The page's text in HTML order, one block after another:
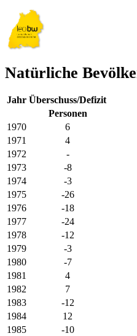
Natürliche
Jahr Überschuss/Defizit
Personen
1970
6
1971
4
1972
-
1973
-8
1974
-3
1975
-26
1976
-18
1977
-24
1978
-12
1979
-3
1980
-7
1981
4
1982
7
1983
-12
1984
12
1985
-10